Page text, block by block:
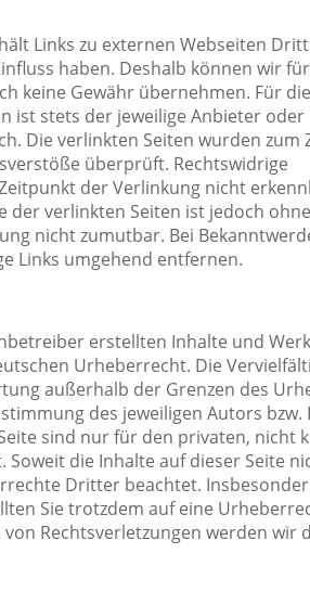
Links zu externen Webseiten
haben. Deshalb können wir
keine Gewähr übernehmen. Für
ist stets der jeweilige Anbieter
Die verlinkten Seiten wurden
überprüft. Rechtswidrige
der Verlinkung nicht
der verlinkten Seiten ist jedoch
nicht zumutbar. Bei
Links umgehend entfernen.
erstellten Inhalte und
Urheberrecht. Die
außerhalb der Grenzen des
des jeweiligen Autors bzw.
sind nur für den privaten, nicht
Soweit die Inhalte auf dieser Seite
Dritter beachtet.
Sie trotzdem auf eine
von Rechtsverletzungen werden